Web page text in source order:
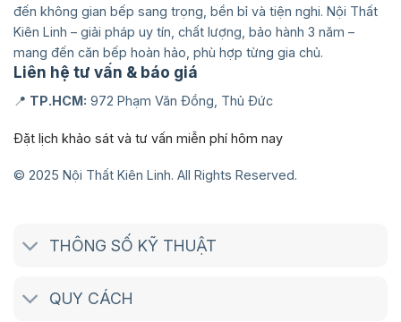
đến không gian bếp sang trọng, bền bỉ và tiện nghi. Nội Thất
Kiên Linh – giải pháp uy tín, chất lượng, bảo hành 3 năm –
mang đến căn bếp hoàn hảo, phù hợp từng gia chủ.
Liên hệ tư vấn & báo giá
📍 TP.HCM: 972 Phạm Văn Đồng, Thủ Đức
Đặt lịch khảo sát và tư vấn miễn phí hôm nay
© 2025 Nội Thất Kiên Linh. All Rights Reserved.
THÔNG SỐ KỸ THUẬT
QUY CÁCH